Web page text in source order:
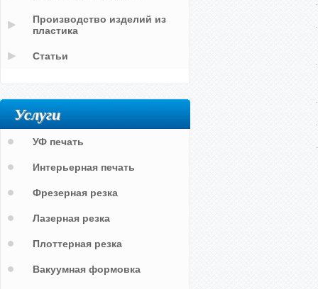
Производство изделий из
пластика
Статьи
Услуги
УФ печать
Интерьерная печать
Фрезерная резка
Лазерная резка
Плоттерная резка
Вакуумная формовка